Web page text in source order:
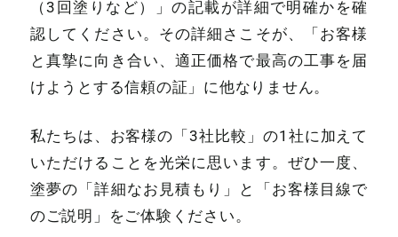
（3回塗りなど）」の記載が詳細で明確かを確
認してください。その詳細さこそが、「お客様
と真摯に向き合い、適正価格で最高の工事を届
けようとする信頼の証」に他なりません。
私たちは、お客様の「3社比較」の1社に加えて
いただけることを光栄に思います。ぜひ一度、
塗夢の「詳細なお見積もり」と「お客様目線で
のご説明」をご体験ください。